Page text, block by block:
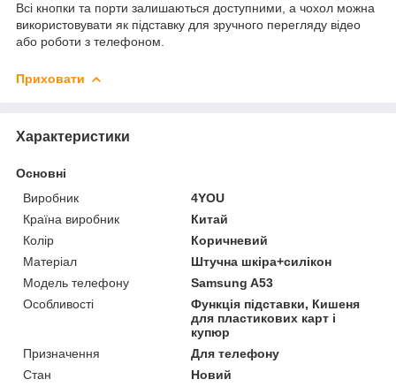
Всі кнопки та порти залишаються доступними, а чохол можна
використовувати як підставку для зручного перегляду відео
або роботи з телефоном.
Приховати
Характеристики
Основні
Виробник
4YOU
Країна виробник
Китай
Колір
Коричневий
Матеріал
Штучна шкіра+силікон
Модель телефону
Samsung A53
Особливості
Функція підставки, Кишеня
для пластикових карт і
купюр
Призначення
Для телефону
Стан
Новий